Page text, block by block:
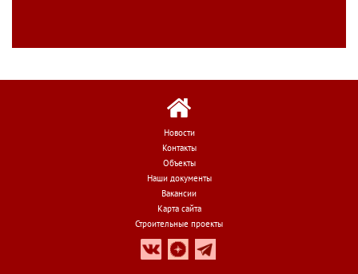
Новости
Контакты
Объекты
Наши документы
Вакансии
Карта сайта
Строительные проекты